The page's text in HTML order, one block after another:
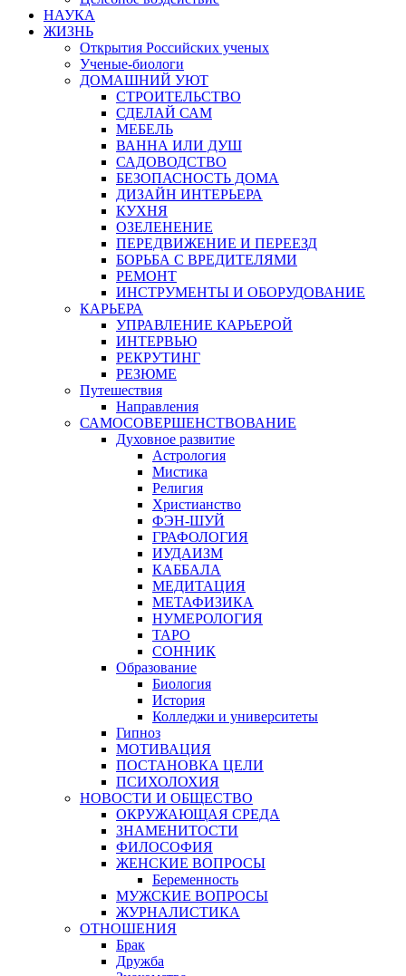
НАУКА
ЖИЗНЬ
Открытия Российских ученых
Ученые-биологи
ДОМАШНИЙ УЮТ
СТРОИТЕЛЬСТВО
СДЕЛАЙ САМ
МЕБЕЛЬ
ВАННА ИЛИ ДУШ
САДОВОДСТВО
БЕЗОПАСНОСТЬ ДОМА
ДИЗАЙН ИНТЕРЬЕРА
КУХНЯ
ОЗЕЛЕНЕНИЕ
ПЕРЕДВИЖЕНИЕ И ПЕРЕЕЗД
БОРЬБА С ВРЕДИТЕЛЯМИ
РЕМОНТ
ИНСТРУМЕНТЫ И ОБОРУДОВАНИЕ
КАРЬЕРА
УПРАВЛЕНИЕ КАРЬЕРОЙ
ИНТЕРВЬЮ
РЕКРУТИНГ
РЕЗЮМЕ
Путешествия
Направления
САМОСОВЕРШЕНСТВОВАНИЕ
Духовное развитие
Астрология
Мистика
Религия
Христианство
ФЭН-ШУЙ
ГРАФОЛОГИЯ
ИУДАИЗМ
КАББАЛА
МЕДИТАЦИЯ
МЕТАФИЗИКА
НУМЕРОЛОГИЯ
ТАРО
СОННИК
Образование
Биология
История
Колледжи и университеты
Гипноз
МОТИВАЦИЯ
ПОСТАНОВКА ЦЕЛИ
ПСИХОЛОХИЯ
НОВОСТИ И ОБЩЕСТВО
ОКРУЖАЮЩАЯ СРЕДА
ЗНАМЕНИТОСТИ
ФИЛОСОФИЯ
ЖЕНСКИЕ ВОПРОСЫ
Беременность
МУЖСКИЕ ВОПРОСЫ
ЖУРНАЛИСТИКА
ОТНОШЕНИЯ
Брак
Дружба